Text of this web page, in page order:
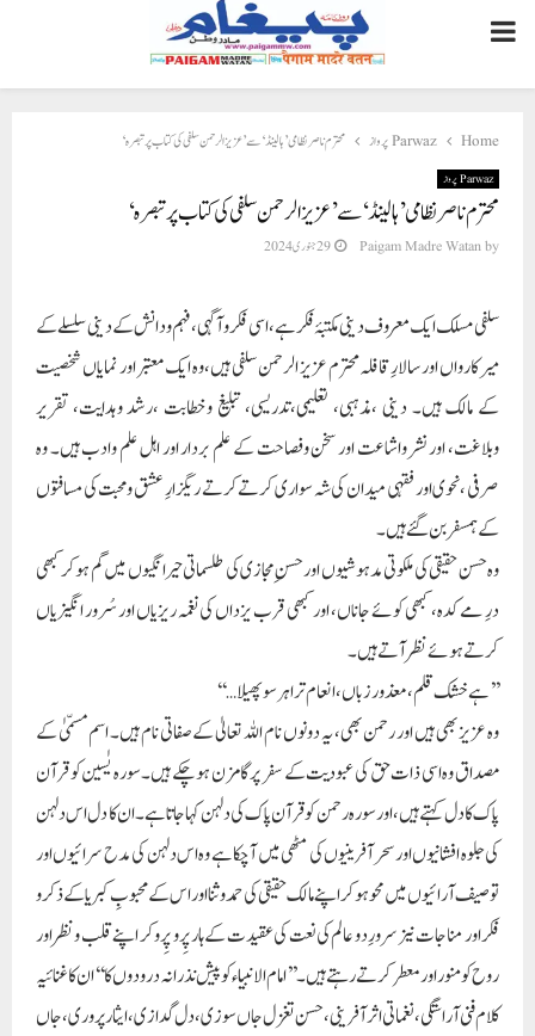
PRIMARY
MENU
Home Parwaz پرواز محترم ناصر نظامی ’ہالینڈ‘ سے ’عزیز الرحمن سلفی کی کتاب پر تبصرہ‘
Parwaz پرواز
محترم ناصر نظامی ’ہالینڈ‘ سے ’عزیز الرحمن سلفی کی کتاب پر تبصرہ‘
by
Paigam Madre Watan 29 جنوری 2024
سلفی مسلک ایک معروف دینی مکتبۂ فکر ہے، اسی فکر وآگہی، فہم ودانش کے دینی سلسلے کے
میر کارواں اور سالارِ قافلہ محترم عزیز الرحمن سلفی ہیں،وہ ایک معتبر اور نمایاں شخصیت
کے مالک ہیں۔ دینی ،مذہبی، تعلیمی،تدریسی، تبلیغ وخطابت ،رشد وہدایت، تقریر
وبلاغت، اور نشر واشاعت اور سخن وفصاحت کے علم بردار اور اہل علم وادب ہیں۔ وہ
صرفی ،نحوی اور فقہی میدان کی شہ سواری کرتے کرتے ریگزارِ عشق ومحبت کی مسافتوں
کے ہمسفر بن گئے ہیں۔
وہ حسن حقیقی کی ملکوتی مدہوشیوں اور حسن ِمجازی کی طلسماتی حیرانگیوں میں گم ہوکر کبھی
درِ مے کدہ، کبھی کوئے جاناں، اور کبھی قرب یزداں کی نغمہ ریزیاں اور سُرور انگیزیاں
کرتے ہوئے نظر آتے ہیں۔
’’ ہے خشک قلم، معذور زباں، انعام ترا ہر سو پھیلا…‘‘
وہ عزیز بھی ہیں اور رحمن بھی، یہ دونوں نام اللہ تعالیٰ کے صفاتی نام ہیں۔ اسم مسمّیٰ کے
مصداق وہ اسی ذات حق کی عبودیت کے سفر پر گامزن ہو چکے ہیں۔سورہ یٰسین کو قرآن
پاک کا دل کہتے ہیں، اور سورہ رحمن کو قرآن پاک کی دلہن کہا جاتا ہے۔ ان کا دل اس دلہن
کی جلوہ افشانیوں اور سحر آفرینیوں کی مٹھی میں آچکا ہے وہ اس دلہن کی مدح سرائیوں اور
توصیف آرائیوں میں محو ہو کر اپنے مالک حقیقی کی حمد وثنا اور اس کے محبوبِ کبریا کے ذکر و
فکر اور مناجات نیز سرورِ دو عالم کی نعت کی عقیدت کے ہار پِرو پِرو کر اپنے قلب ونظر اور
روح کو منور اور معطر کرتے رہتے ہیں۔ ’’امام الانبیاء کو پیش نذرانہ درودوں کا‘‘ ان کا غنائیہ
کلام فنی آراستگی، نغماتی اثر آفرینی، حسن تغزل جاں سوزی، دل گدازی، ایثار پروری، جاں